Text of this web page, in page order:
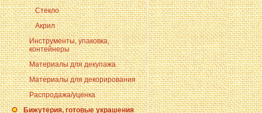
Стекло
Акрил
Инструменты, упаковка,
контейнеры
Материалы для декупажа
Материалы для декорирования
Распродажа/уценка
Бижутерия, готовые украшения